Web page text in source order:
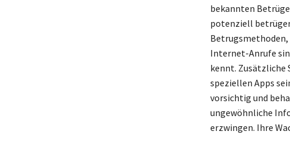
bekannten
potenziell
Internet-Anrufe
kennt. Zusätzliche
speziellen Apps
vorsichtig und
ungewöhnliche
erzwingen. Ihre